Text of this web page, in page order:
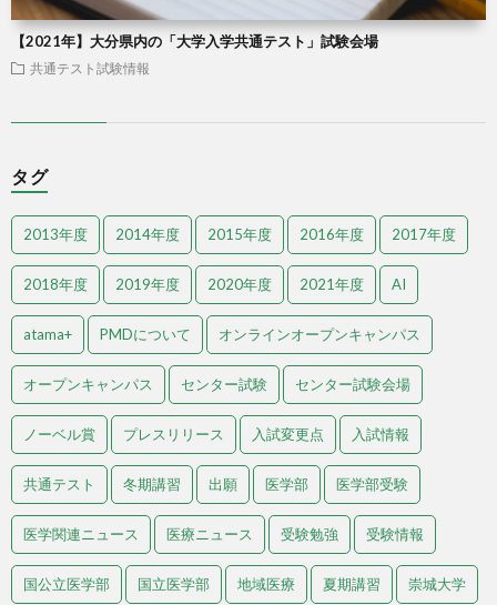
【2021年】大分県内の「大学入学共通テスト」試験会場
共通テスト試験情報
タグ
2013年度 2014年度 2015年度 2016年度 2017年度
2018年度 2019年度 2020年度 2021年度 AI
atama+ PMDについて オンラインオープンキャンパス
オープンキャンパス センター試験 センター試験会場
ノーベル賞 プレスリリース 入試変更点 入試情報
共通テスト 冬期講習 出願 医学部 医学部受験
医学関連ニュース 医療ニュース 受験勉強 受験情報
国公立医学部 国立医学部 地域医療 夏期講習 崇城大学